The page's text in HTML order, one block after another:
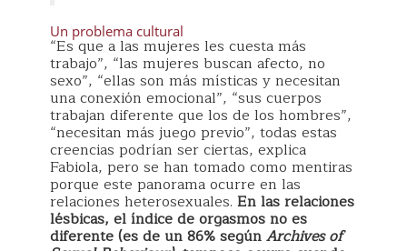
Un problema cultural
“Es que a las mujeres les cuesta más
trabajo”, “las mujeres buscan afecto, no
sexo”, “ellas son más místicas y necesitan
una conexión emocional”, “sus cuerpos
trabajan diferente que los de los hombres”,
“necesitan más juego previo”, todas estas
creencias podrían ser ciertas, explica
Fabiola, pero se han tomado como mentiras
porque este panorama ocurre en las
relaciones heterosexuales. En las relaciones
lésbicas, el índice de orgasmos no es
diferente (es de un 86% segúnArchives of